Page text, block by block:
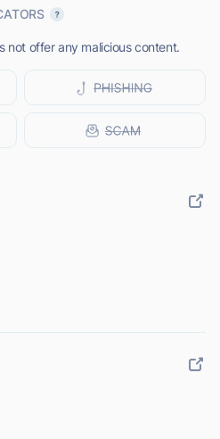
not offer any malicious content.